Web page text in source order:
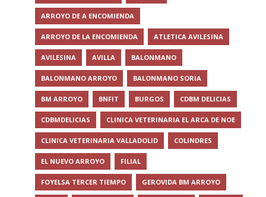
ARROYO DE A ENCOMIENDA
ARROYO DE LA ENCOMIENDA ATLETICA AVILESINA
AVILESINA AVILLA BALONMANO
BALONMANO ARROYO BALONMANO SORIA
BM ARROYO BNFIT BURGOS CDBM DELICIAS
CDBMDELICIAS CLINICA VETERINARIA EL ARCA DE NOE
CLINICA VETERINARIA VALLADOLID COLINDRES
EL NUEVO ARROYO FILIAL
FOYELSA TERCER TIEMPO GEROVIDA BM ARROYO